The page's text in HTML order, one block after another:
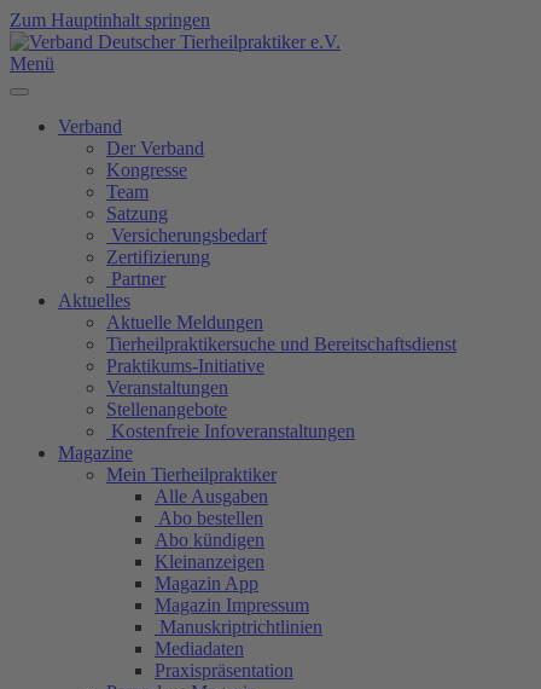
Zum Hauptinhalt springen
Menü
Verband
Der Verband
Kongresse
Team
Satzung
Versicherungsbedarf
Zertifizierung
Partner
Aktuelles
Aktuelle Meldungen
Tierheilpraktikersuche und Bereitschaftsdienst
Praktikums-Initiative
Veranstaltungen
Stellenangebote
Kostenfreie Infoveranstaltungen
Magazine
Mein Tierheilpraktiker
Alle Ausgaben
Abo bestellen
Abo kündigen
Kleinanzeigen
Magazin App
Magazin Impressum
Manuskriptrichtlinien
Mediadaten
Praxispräsentation